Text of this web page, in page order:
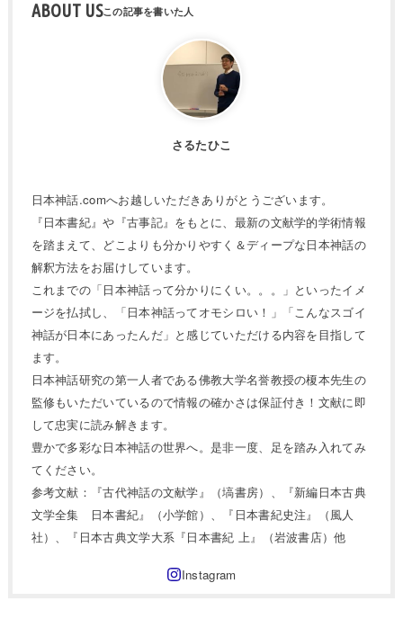
ABOUT US
さるたひこ
日本神話.comへお越しいただきありがとうございます。
『日本書紀』や『古事記』をもとに、最新の文献学的学術情報
を踏まえて、どこよりも分かりやすく＆ディープな日本神話の
解釈方法をお届けしています。
これまでの「日本神話って分かりにくい。。。」といったイメ
ージを払拭し、「日本神話ってオモシロい！」「こんなスゴイ
神話が日本にあったんだ」と感じていただける内容を目指して
ます。
日本神話研究の第一人者である佛教大学名誉教授の榎本先生の
監修もいただいているので情報の確かさは保証付き！文献に即
して忠実に読み解きます。
豊かで多彩な日本神話の世界へ。是非一度、足を踏み入れてみ
てください。
参考文献：『古代神話の文献学』（塙書房）、『新編日本古典
文学全集 日本書紀』（小学館）、『日本書紀史注』（風人
社）、『日本古典文学大系『日本書紀 上』（岩波書店）他